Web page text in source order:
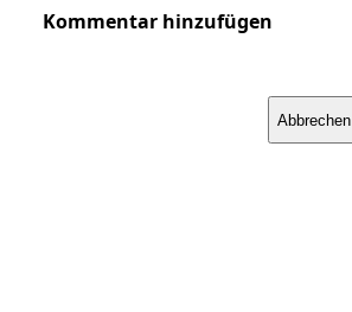
Kommentar hinzufügen
Abbrechen